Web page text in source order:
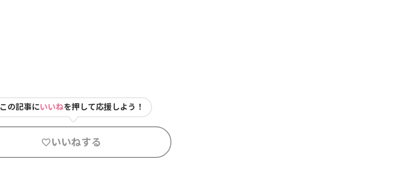
この記事にいいねを押して応援しよう！
いいねする